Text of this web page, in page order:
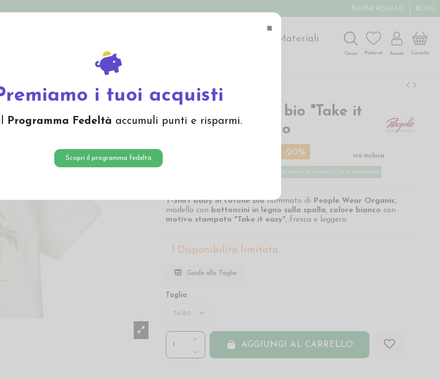
×
i tuoi acquisti
Programma Fedeltà accumuli punti e risparmi.
Scopri il programma fedeltà
BUONI REGALO BLOG
Materiali
Offerte
Cerca Preferiti Accedi Carrello
cotone bio "Take it easy" - col. bianco
T-Shirt in cotone bio "Take it
easy" - col. bianco
-20% iva inclusa
10,40 € Prezzo più basso applicato nei 30 giorni precedenti la promozione
T-Shirt baby in cotone biofiammato di People Wear Organic,
modello con bottoncini in legno sulla spalla, colore bianco con
motivo stampato "Take it easy", fresca e leggera
Disponibilità limitata
Guide alle Taglie
Taglia
AGGIUNGI AL CARRELLO